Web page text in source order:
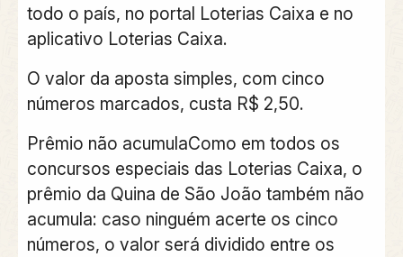
todo o país, no portal Loterias Caixa e no
aplicativo Loterias Caixa.
O valor da aposta simples, com cinco
números marcados, custa R$ 2,50.
Prêmio não acumulaComo em todos os
concursos especiais das Loterias Caixa, o
prêmio da Quina de São João também não
acumula: caso ninguém acerte os cinco
números, o valor será dividido entre os